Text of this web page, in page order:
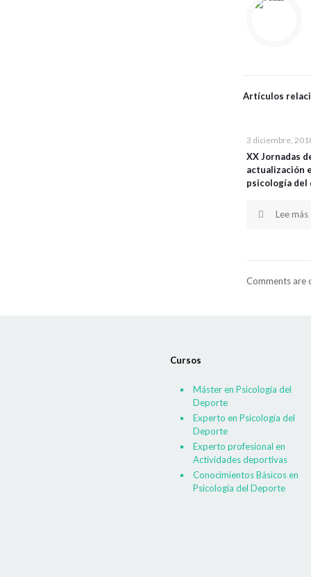
Artículos
3 diciembre,
XX Jornadas
actualización
psicología
Lee más
Comments are
Cursos
Máster en Psicología del
Deporte
Experto en Psicología del
Deporte
Experto profesional en
Actividades deportivas
Conocimientos Básicos en
Psicología del Deporte